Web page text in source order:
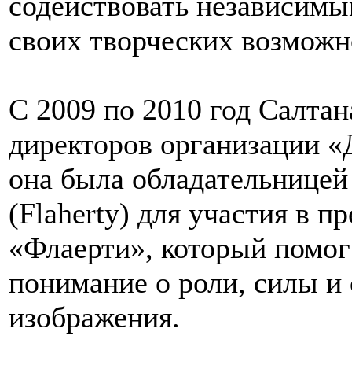
своих творческих
С 2009 по 2010 год
директоров организации
oна была
(Flaherty) для участия в
«Флаерти», который
понимание о роли, силы
изображения.